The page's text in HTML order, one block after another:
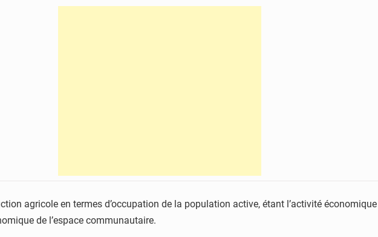
agricole en termes d’occupation de la population active, étant l’activité
de l’espace communautaire.